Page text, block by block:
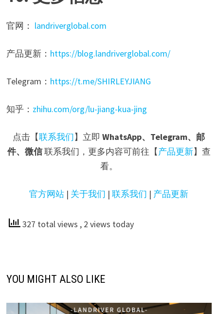
官网： landriverglobal.com
产品更新： https://blog.landriverglobal.com/
Telegram： https://t.me/SHIRLEYJIANG
知乎： zhihu.com/org/lu-jiang-kua-jing
点击【联系我们】立即 WhatsApp、Telegram、邮
件、微信联系我们，更多内容可前往【产品更新】查
看。
官方网站 | 关于我们 |联系我们 | 产品更新
327 total views , 2 views today
YOU MIGHT ALSO LIKE